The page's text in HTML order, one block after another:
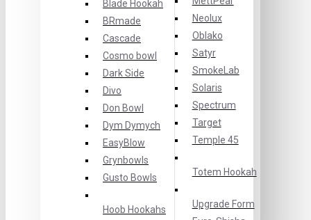
Blade Hookah
BRmade
Cascade
Cosmo bowl
Dark Side
Divo
Don Bowl
Dym Dymych
EasyBlow
Grynbowls
Gusto Bowls
Hoob Hookahs
Neolux
Oblako
Satyr
SmokeLab
Solaris
Spectrum
Target
Temple 45
Totem Hookah
Upgrade Form